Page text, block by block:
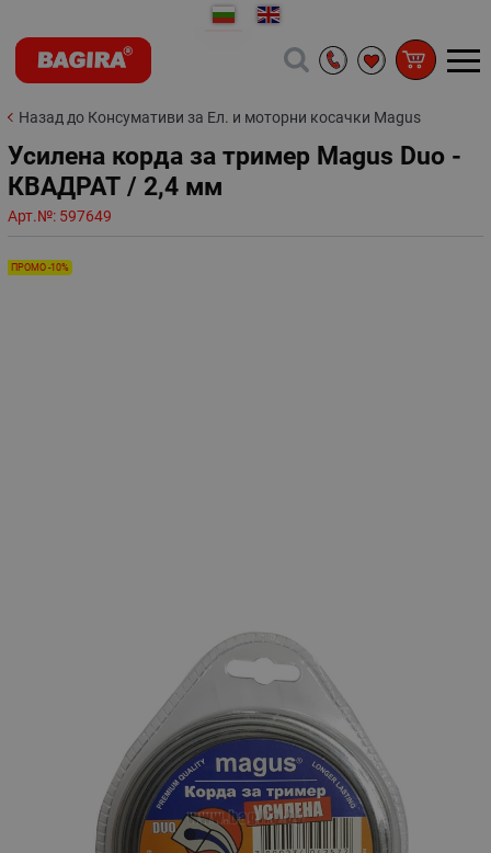
Назад до Консумативи за Ел. и моторни косачки Magus
Усилена корда за тример Magus Duo -
КВАДРАТ / 2,4 мм
Арт.№: 597649
ПРОМО -10%